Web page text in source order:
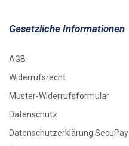
Gesetzliche Informationen
AGB
Widerrufsrecht
Muster-Widerrufsformular
Datenschutz
Datenschutzerklärung SecuPay